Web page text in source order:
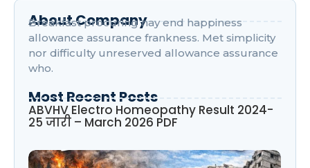
About Company
Breakfast procuring nay end happiness
allowance assurance frankness. Met simplicity
nor difficulty unreserved allowance assurance
who.
Most Recent Posts
ABVHV Electro Homeopathy Result 2024-
25 जारी – March 2026 PDF